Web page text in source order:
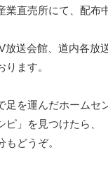
業直売所にて、配布
放送会館、道内各放
ります。
足を運んだホームセ
ピ」を見つけたら、
もどうぞ。